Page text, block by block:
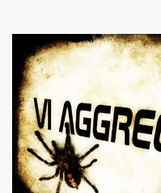
n
t
i